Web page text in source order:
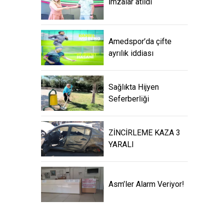
ayrılık iddiası
Sağlıkta Hijyen
Seferberliği
ZİNCİRLEME KAZA 3
YARALI
Asm’ler Alarm Veriyor!
dedesini öldürdü sonra